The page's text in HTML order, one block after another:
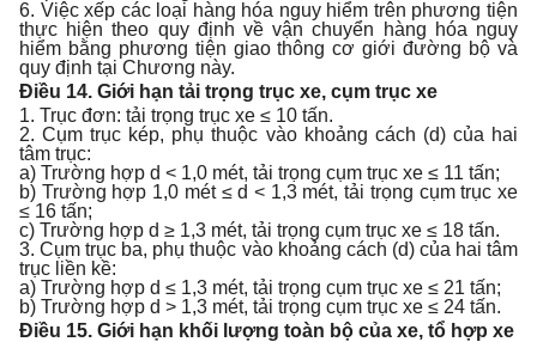
6. Việc xếp các loại hàng hóa nguy hiểm trên phương tiện
thực hiện theo quy định về vận chuyển hàng hóa nguy
hiểm bằng phương tiện giao thông cơ giới đường bộ và
quy định tại Chương này.
Điều 14. Giới hạn tải trọng trục xe, cụm trục xe
1. Trục đơn: tải trọng trục xe ≤ 10 tấn.
2. Cụm trục kép, phụ thuộc vào khoảng cách (d) của hai
tâm trục:
a) Trường hợp d < 1,0 mét, tải trọng cụm trục xe ≤ 11 tấn;
b) Trường hợp 1,0 mét ≤ d < 1,3 mét, tải trọng cụm trục xe
≤ 16 tấn;
c) Trường hợp d ≥ 1,3 mét, tải trọng cụm trục xe ≤ 18 tấn.
3. Cụm trục ba, phụ thuộc vào khoảng cách (d) của hai tâm
trục liền kề:
a) Trường hợp d ≤ 1,3 mét, tải trọng cụm trục xe ≤ 21 tấn;
b) Trường hợp d > 1,3 mét, tải trọng cụm trục xe ≤ 24 tấn.
Điều 15. Giới hạn khối lượng toàn bộ của xe, tổ hợp xe